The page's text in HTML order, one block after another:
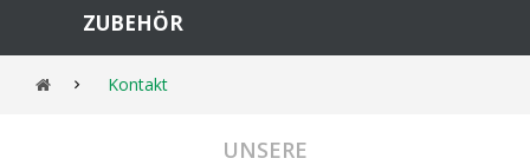
ZUBEHÖR
Kontakt
UNSERE